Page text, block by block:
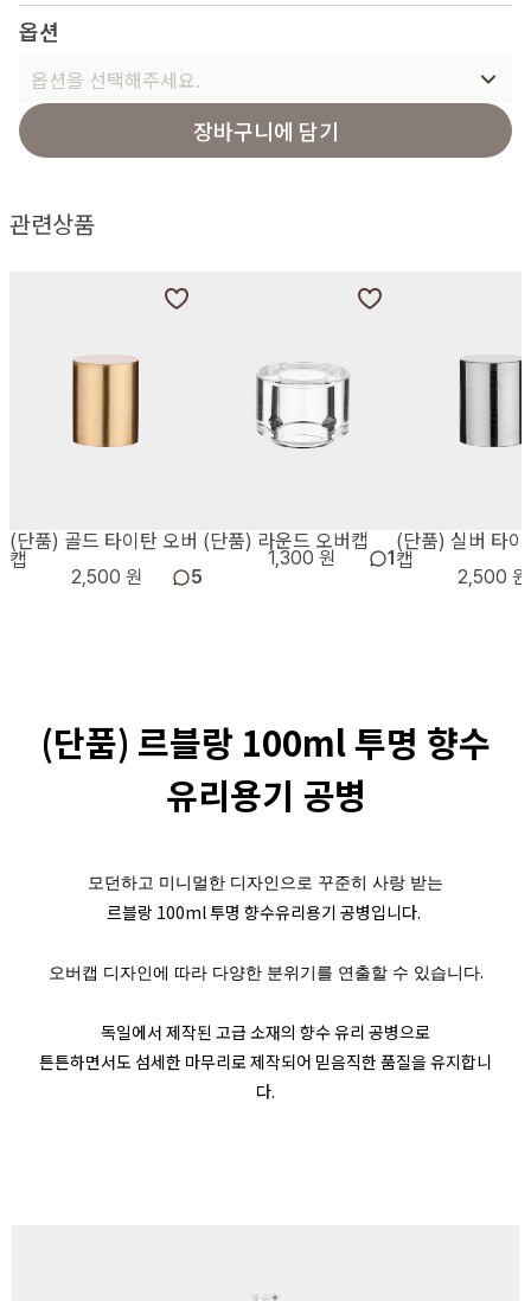
옵션
옵션을 선택해주세요.
장바구니에 담기
관련상품
(단품) 골드 타이탄 오버
캡
2,500 원 5
(단품) 라운드 오버캡
1,300 원 1
(단품) 실버 타
캡
2,500 원
(단품) 르블랑 100ml 투명 향수
유리용기 공병
모던하고 미니멀한 디자인으로 꾸준히 사랑 받는
르블랑 100ml 투명 향수유리용기 공병입니다.
오버캡 디자인에 따라 다양한 분위기를 연출할 수 있습니다.
독일에서 제작된 고급 소재의 향수 유리 공병으로
튼튼하면서도 섬세한 마무리로 제작되어 믿음직한 품질을 유지합니
다.